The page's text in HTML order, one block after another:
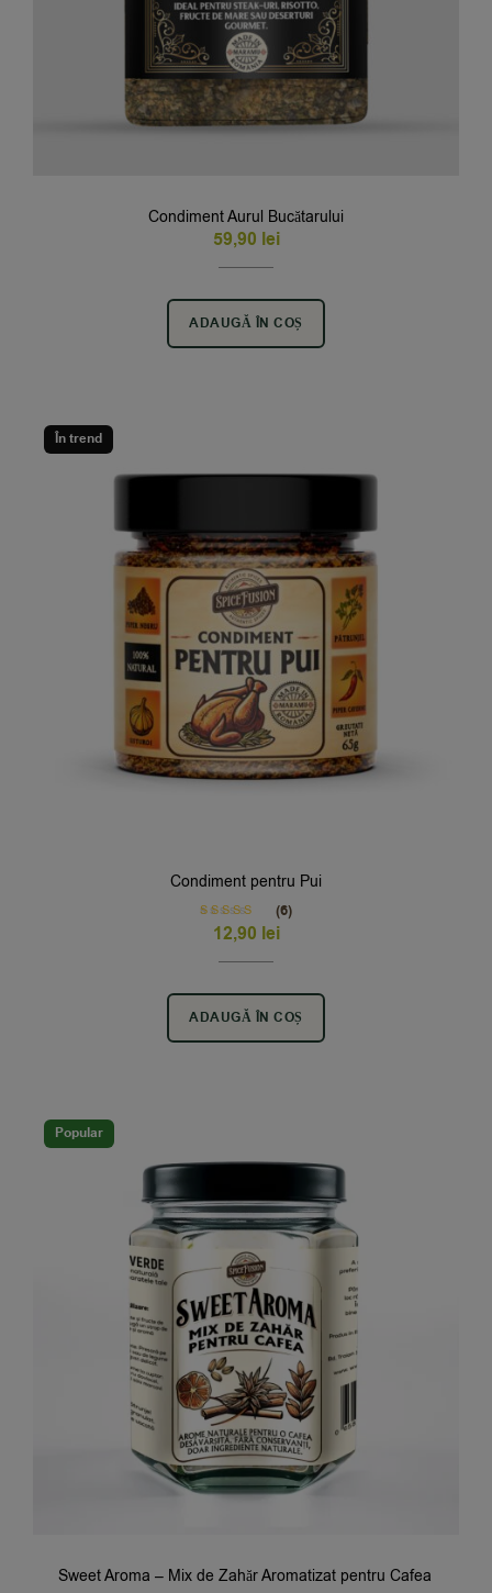
Condiment Aurul Bucătarului
59,90 lei
ADAUGĂ ÎN COȘ
În trend
Condiment pentru Pui
Rated5.00
out of 5
(6)
12,90 lei
ADAUGĂ ÎN COȘ
Popular
Sweet Aroma – Mix de Zahăr Aromatizat pentru Cafea